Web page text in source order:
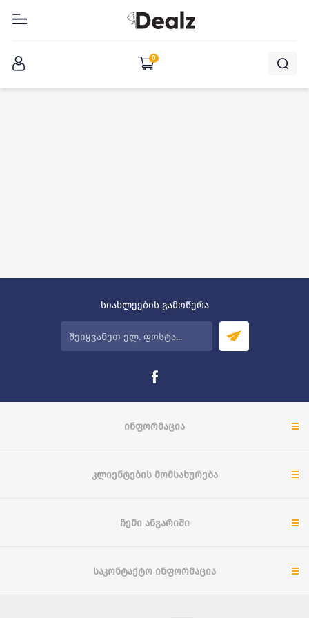
0
სიახლეების გამოწერა
ᲘᲜᲤᲝᲠᲛᲐᲪᲘᲐ
ᲙᲚᲘᲔᲜᲢᲔᲑᲘᲡ ᲛᲝᲛᲡᲐᲮᲣᲠᲔᲑᲐ
ᲩᲔᲛᲘ ᲐᲜᲒᲐᲠᲘᲨᲘ
ᲡᲐᲙᲝᲜᲢᲐᲥᲢᲝ ᲘᲜᲤᲝᲠᲛᲐᲪᲘᲐ